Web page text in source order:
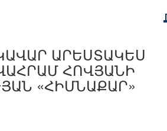
ԱՐԵՍՏԱԿԵՍ
ՀՈՎՅԱՆԻ
«ՀԻՄՆԱՔԱՐ»